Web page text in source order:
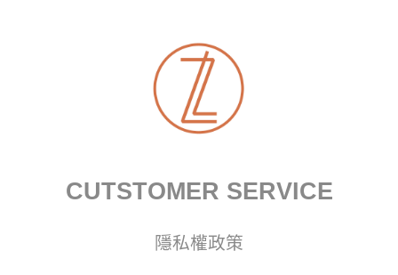
CUTSTOMER SERVICE
隱私權政策